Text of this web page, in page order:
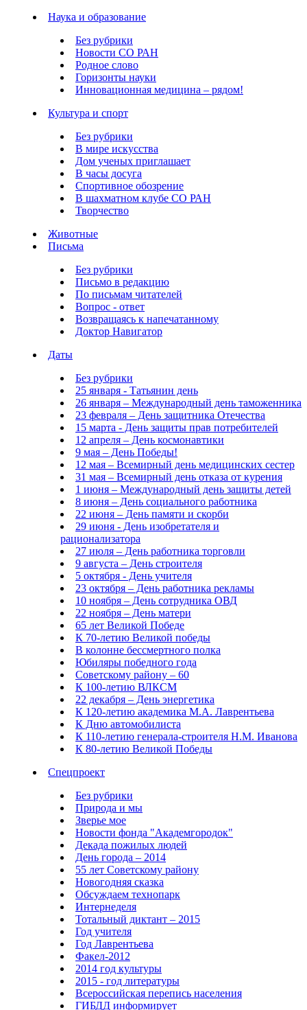
Наука и образование
Без рубрики
Новости СО РАН
Родное слово
Горизонты науки
Инновационная медицина – рядом!
Культура и спорт
Без рубрики
В мире искусства
Дом ученых приглашает
В часы досуга
Спортивное обозрение
В шахматном клубе СО РАН
Творчество
Животные
Письма
Без рубрики
Письмо в редакцию
По письмам читателей
Вопрос - ответ
Возвращаясь к напечатанному
Доктор Навигатор
Даты
Без рубрики
25 января - Татьянин день
26 января – Международный день таможенника
23 февраля – День защитника Отечества
15 марта - День защиты прав потребителей
12 апреля – День космонавтики
9 мая – День Победы!
12 мая – Всемирный день медицинских сестер
31 мая – Всемирный день отказа от курения
1 июня – Международный день защиты детей
8 июня – День социального работника
22 июня – День памяти и скорби
29 июня - День изобретателя и
рационализатора
27 июля – День работника торговли
9 августа – День строителя
5 октября - День учителя
23 октября – День работника рекламы
10 ноября – День сотрудника ОВД
22 ноября – День матери
65 лет Великой Победе
К 70-летию Великой победы
В колонне бессмертного полка
Юбиляры победного года
Советскому району – 60
К 100-летию ВЛКСМ
22 декабря – День энергетика
К 120-летию академика М.А. Лаврентьева
К Дню автомобилиста
К 110-летию генерала-строителя Н.М. Иванова
К 80-летию Великой Победы
Спецпроект
Без рубрики
Природа и мы
Зверье мое
Новости фонда "Академгородок"
Декада пожилых людей
День города – 2014
55 лет Советскому району
Новогодняя сказка
Обсуждаем технопарк
Интернеделя
Тотальный диктант – 2015
Год учителя
Год Лаврентьева
Факел-2012
2014 год культуры
2015 - год литературы
Всероссийская перепись населения
ГИБДД информирует